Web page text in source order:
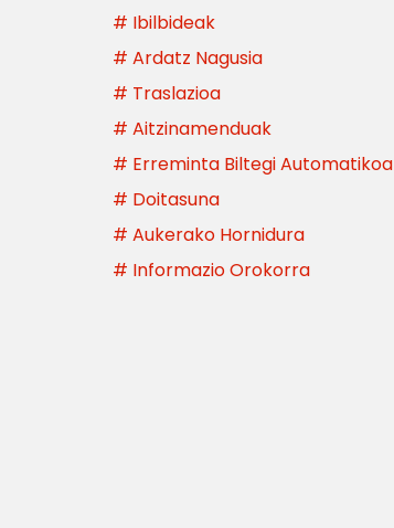
# Ibilbideak
# Ardatz Nagusia
# Traslazioa
# Aitzinamenduak
# Erreminta Biltegi Automatikoa
# Doitasuna
# Aukerako Hornidura
# Informazio Orokorra